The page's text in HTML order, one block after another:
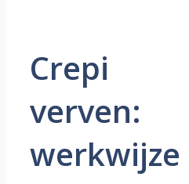
Crepi
verven:
werkwijze